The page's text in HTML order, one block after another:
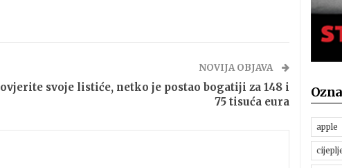
NOVIJA OBJAVA
svoje listiće, netko je postao bogatiji za 148 i
75 tisuća eura
apple